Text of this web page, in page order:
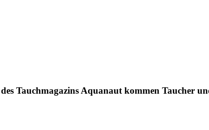
Tauchmagazins Aquanaut kommen Taucher